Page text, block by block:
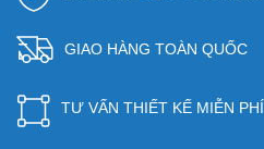
GIAO HÀNG TOÀN QUỐC
TƯ VẤN THIẾT KẾ MIỄN PHÍ